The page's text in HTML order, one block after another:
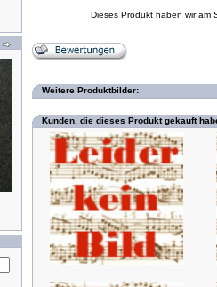
Dieses Produkt haben wir am
Weitere Produktbilder:
Kunden, die dieses Produkt gekauft